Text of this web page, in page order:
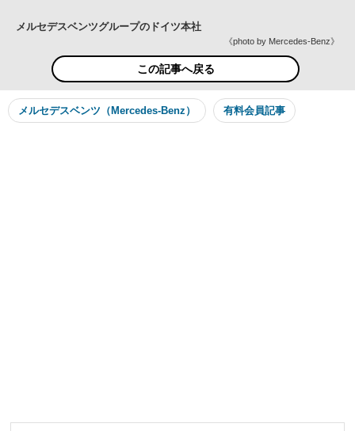
《photo by Mercedes-Benz》
メルセデスベンツグループのドイツ本社
この記事へ戻る
メルセデスベンツ（Mercedes-Benz） 有料会員記事